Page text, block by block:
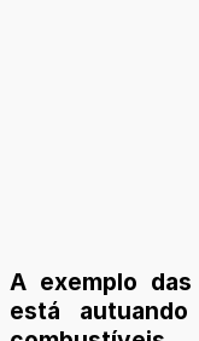
A exemplo
está